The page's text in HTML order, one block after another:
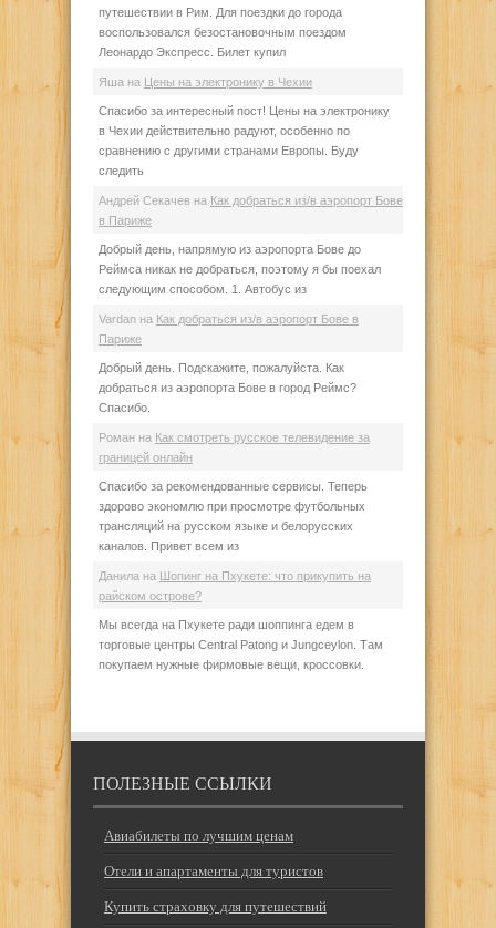
путешествии в Рим. Для поездки до города
воспользовался безостановочным поездом
Леонардо Экспресс. Билет купил
Яша на Цены на электронику в Чехии
Спасибо за интересный пост! Цены на электронику
в Чехии действительно радуют, особенно по
сравнению с другими странами Европы. Буду
следить
Андрей Секачев на Как добраться из/в аэропорт Бове
в Париже
Добрый день, напрямую из аэропорта Бове до
Реймса никак не добраться, поэтому я бы поехал
следующим способом. 1. Автобус из
Vardan на Как добраться из/в аэропорт Бове в
Париже
Добрый день. Подскажите, пожалуйста. Как
добраться из аэропорта Бове в город Реймс?
Спасибо.
Роман на Как смотреть русское телевидение за
границей онлайн
Спасибо за рекомендованные сервисы. Теперь
здорово экономлю при просмотре футбольных
трансляций на русском языке и белорусских
каналов. Привет всем из
Данила на Шопинг на Пхукете: что прикупить на
райском острове?
Мы всегда на Пхукете ради шоппинга едем в
торговые центры Central Patong и Jungceylon. Там
покупаем нужные фирмовые вещи, кроссовки.
ПОЛЕЗНЫЕ ССЫЛКИ
Авиабилеты по лучшим ценам
Отели и апартаменты для туристов
Купить страховку для путешествий